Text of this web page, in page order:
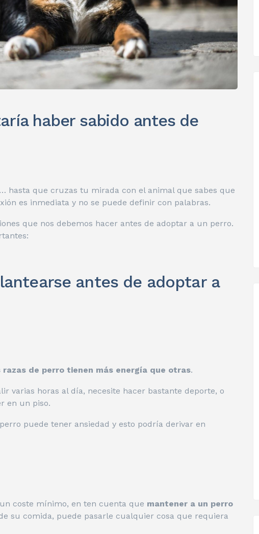
haber sabido antes de
hasta que cruzas tu mirada con el animal que sabes que
es inmediata y no se puede definir con palabras.
que nos debemos hacer antes de adoptar a un perro.
antes de adoptar a
razas de perro tienen más energía que otras.
varias horas al día, necesite hacer bastante deporte, o
en un piso.
puede tener ansiedad y esto podría derivar en
coste mínimo, en ten cuenta que mantener a un perro
su comida, puede pasarle cualquier cosa que requiera